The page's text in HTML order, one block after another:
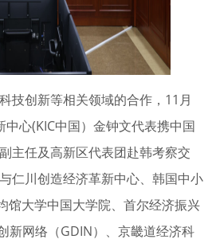
技创新等相关领域的合作，11月
心(KIC中国）金钟文代表携中国
主任及高新区代表团赴韩考察交
仁川创造经济革新中心、韩国中小
馆大学中国大学院、首尔经济振兴
新网络（GDIN）、京畿道经济科